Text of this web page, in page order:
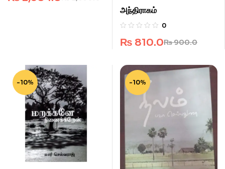
அந்திராகம்
0
₨900.0
₨ 810.0
-10% -10%